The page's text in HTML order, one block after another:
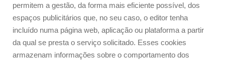
permitem a gestão, da forma mais eficiente possível, dos
espaços publicitários que, no seu caso, o editor tenha
incluído numa página web, aplicação ou plataforma a partir
da qual se presta o serviço solicitado. Esses cookies
armazenam informações sobre o comportamento dos